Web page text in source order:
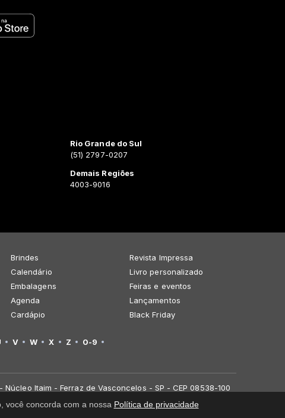
Rio Grande do Sul
(51) 2797-0207
Demais Regiões
4003-9016
Brindes
Calendário
Embalagens
Agenda
Cardápio
Revista Impressa
Livro personalizado
Feiras e eventos
Lançamentos
Black Friday
V W X Z 0-9
Itaim - Ferraz de Vasconcelos - SP - CEP 08538-100
você concorda com a nossa Política de privacidade